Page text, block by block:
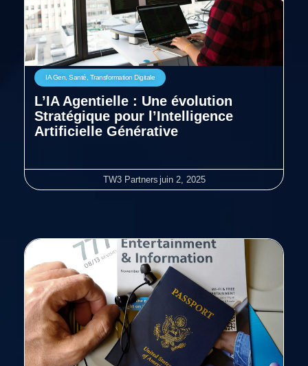
IA Gen, Santé, Transformation Digitale
L’IA Agentielle : Une évolution
Stratégique pour l’Intelligence
Artificielle Générative
TW3 Partners juin 2, 2025